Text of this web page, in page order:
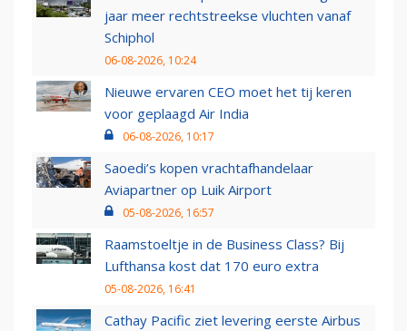
jaar meer rechtstreekse vluchten vanaf
Schiphol
06-08-2026, 10:24
Nieuwe ervaren CEO moet het tij keren
voor geplaagd Air India
06-08-2026, 10:17
Saoedi’s kopen vrachtafhandelaar
Aviapartner op Luik Airport
05-08-2026, 16:57
Raamstoeltje in de Business Class? Bij
Lufthansa kost dat 170 euro extra
05-08-2026, 16:41
Cathay Pacific ziet levering eerste Airbus